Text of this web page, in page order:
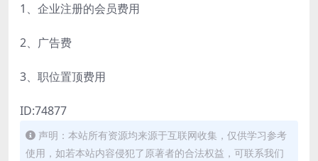
1、企业注册的会员费用
2、广告费
3、职位置顶费用
ID:74877
声明：本站所有资源均来源于互联网收集，仅供学习参考
使用，如若本站内容侵犯了原著者的合法权益，可联系我们